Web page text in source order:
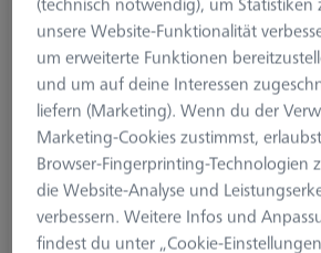
Produktart
Taster
Ø Kugel (DK)
2,0 mm
Länge (L)
64,0 mm
Tastmaterial
Tastelement
unsere Website-Funktionalität
um erweiterte Funktionen
und um auf deine Interessen
liefern (Marketing). Wenn du der
Marketing-Cookies zustimmst,
Browser-Fingerprinting-Technologien
die Website-Analyse und
verbessern. Weitere Infos und
findest du unter „Cookie-